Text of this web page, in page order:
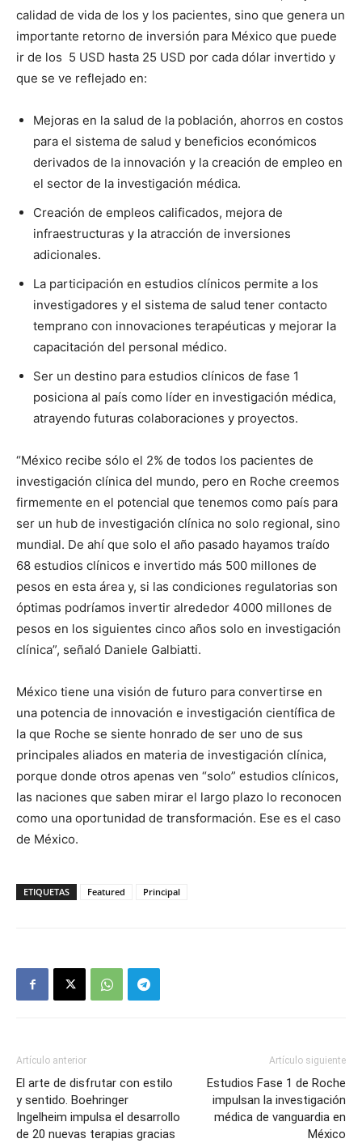
calidad de vida de los y los pacientes, sino que genera un
importante retorno de inversión para México que puede
ir de los 5 USD hasta 25 USD por cada dólar invertido y
que se ve reflejado en:
Mejoras en la salud de la población, ahorros en costos
para el sistema de salud y beneficios económicos
derivados de la innovación y la creación de empleo en
el sector de la investigación médica.
Creación de empleos calificados, mejora de
infraestructuras y la atracción de inversiones
adicionales.
La participación en estudios clínicos permite a los
investigadores y el sistema de salud tener contacto
temprano con innovaciones terapéuticas y mejorar la
capacitación del personal médico.
Ser un destino para estudios clínicos de fase 1
posiciona al país como líder en investigación médica,
atrayendo futuras colaboraciones y proyectos.
“México recibe sólo el 2% de todos los pacientes de
investigación clínica del mundo, pero en Roche creemos
firmemente en el potencial que tenemos como país para
ser un hub de investigación clínica no solo regional, sino
mundial. De ahí que solo el año pasado hayamos traído
68 estudios clínicos e invertido más 500 millones de
pesos en esta área y, si las condiciones regulatorias son
óptimas podríamos invertir alrededor 4000 millones de
pesos en los siguientes cinco años solo en investigación
clínica”, señaló Daniele Galbiatti.
México tiene una visión de futuro para convertirse en
una potencia de innovación e investigación científica de
la que Roche se siente honrado de ser uno de sus
principales aliados en materia de investigación clínica,
porque donde otros apenas ven “solo” estudios clínicos,
las naciones que saben mirar el largo plazo lo reconocen
como una oportunidad de transformación. Ese es el caso
de México.
ETIQUETAS Featured Principal
Artículo anterior
El arte de disfrutar con estilo
y sentido. Boehringer
Ingelheim impulsa el desarrollo
de 20 nuevas terapias gracias
Artículo siguiente
Estudios Fase 1 de Roche
impulsan la investigación
médica de vanguardia en
México